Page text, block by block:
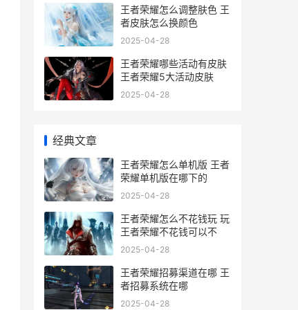
王者荣耀怎么调整肤色 王
者皮肤怎么换颜色
2025-04-28
王者荣耀哪些活动有皮肤
王者荣耀5大活动皮肤
2025-04-28
经典文章
王者荣耀怎么单机版 王者
荣耀单机版在哪下的
2025-04-28
王者荣耀怎么不花钱玩 玩
王者荣耀不花钱可以不
2025-04-28
王者荣耀招募渠道在哪 王
者招募系统在哪
2025-04-28